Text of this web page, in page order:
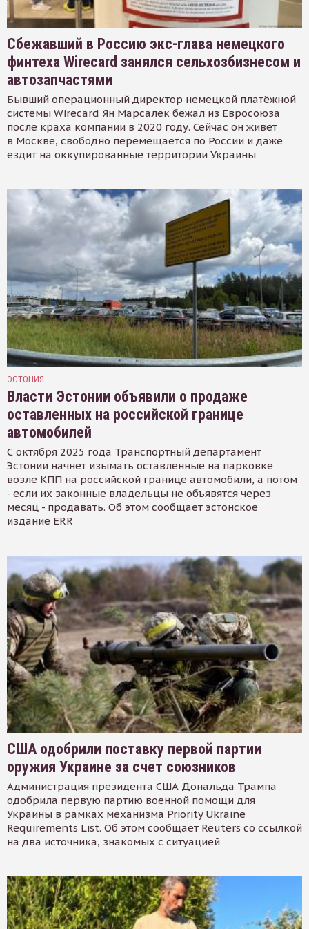
Сбежавший в Россию экс-глава немецкого
финтеха Wirecard занялся сельхозбизнесом и
автозапчастями
Бывший операционный директор немецкой платёжной
системы Wirecard Ян Марсалек бежал из Евросоюза
после краха компании в 2020 году. Сейчас он живёт
в Москве, свободно перемещается по России и даже
ездит на оккупированные территории Украины
ЭСТОНИЯ
Власти Эстонии объявили о продаже
оставленных на российской границе
автомобилей
С октября 2025 года Транспортный департамент
Эстонии начнет изымать оставленные на парковке
возле КПП на российской границе автомобили, а потом
- если их законные владельцы не объявятся через
месяц - продавать. Об этом сообщает эстонское
издание ERR
США одобрили поставку первой партии
оружия Украине за счет союзников
Администрация президента США Дональда Трампа
одобрила первую партию военной помощи для
Украины в рамках механизма Priority Ukraine
Requirements List. Об этом сообщает Reuters со ссылкой
на два источника, знакомых с ситуацией